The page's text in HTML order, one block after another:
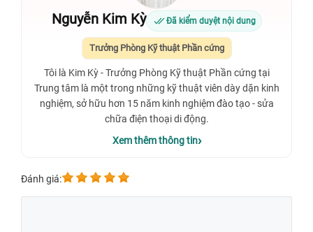
Nguyễn Kim Kỳ Đã kiểm duyệt nội dung
Trưởng Phòng Kỹ thuật Phần cứng
Tôi là Kim Kỳ - Trưởng Phòng Kỹ thuật Phần cứng tại
Trung tâm là một trong những kỹ thuật viên dày dặn kinh
nghiệm, sở hữu hơn 15 năm kinh nghiệm đào tạo - sửa
chữa điện thoại di động.
Xem thêm thông tin
Đánh giá: